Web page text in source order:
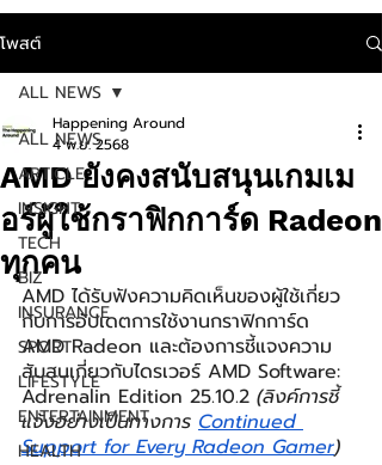
โพสต์
ALL NEWS
ARTICLE
INSIGHT
TECH
BIZ
INSURANCE
SPORT
LIFESTYLE
ENTERTAINMENT
HEALTH
ALL NEWS
AMD ยังคงสนับสนุนเกมเม
อร์ผู้ใช้กราฟิกการ์ด Radeon
ทุกคน
Happening Around
4 พ.ย. 2568
AMD ได้รับฟังความคิดเห็นของผู้ใช้เกี่ยว
กับการอัปเดตการใช้งานกราฟิกการ์ด
AMD Radeon และต้องการชี้แจงความ
สับสนเกี่ยวกับไดรเวอร์ AMD Software:
Adrenalin Edition 25.10.2 (ลิงค์การชี้
แจ้งอย่างเป็นทางการ Continued
Support for Every Radeon Gamer)